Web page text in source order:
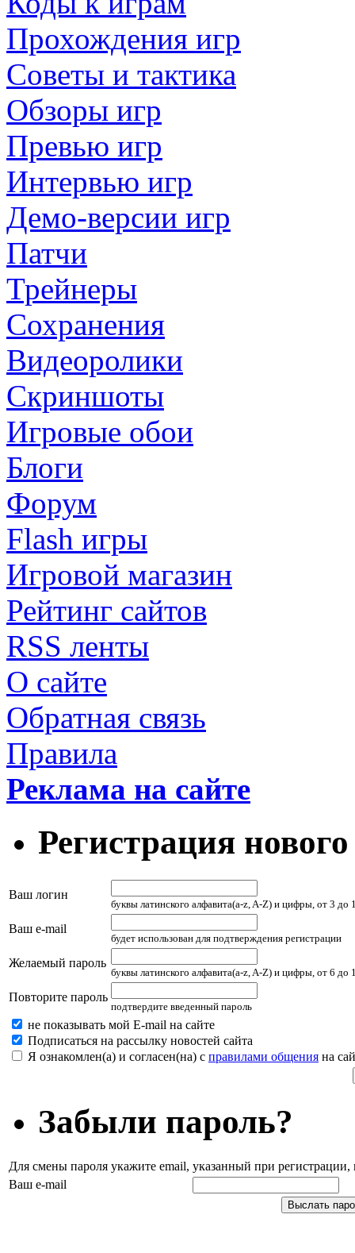
Прохождения игр
Советы и тактика
Обзоры игр
Превью игр
Интервью игр
Демо-версии игр
Патчи
Трейнеры
Сохранения
Видеоролики
Скриншоты
Игровые обои
Блоги
Форум
Flash игры
Игровой магазин
Рейтинг сайтов
RSS ленты
О сайте
Обратная связь
Правила
Реклама на сайте
Регистрация
Ваш логин
буквы латинского алфавита(a-z, A-Z) и цифры, от 3 до
Ваш e-mail
будет использован для подтверждения регистрации
Желаемый пароль
буквы латинского алфавита(a-z, A-Z) и цифры, от 6 до
Повторите пароль
подтвердите введенный пароль
не показывать мой E-mail на сайте
Подписаться на рассылку новостей сайта
Я ознакомлен(а) и согласен(на) с правилами общения на
Забыли пароль?
Для смены пароля укажите email, указанный при
Ваш e-mail